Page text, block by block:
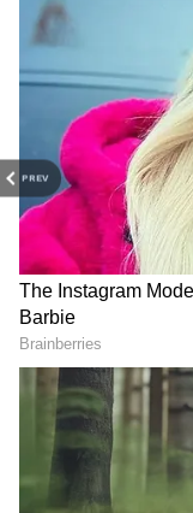
PREV
உதவ
மனோஜ்
5
இல்லாம முத்து
ஆனால்
வாங்கிய
ரெடி பண்ண
கொண்டிருக்க,
மனோஜ்
அவர் உள்ளே